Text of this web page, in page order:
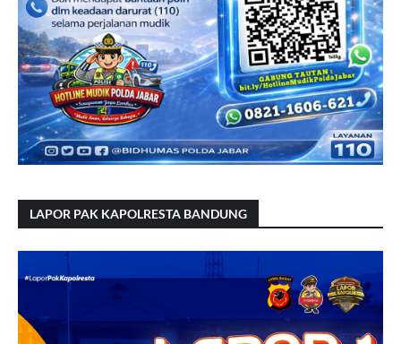
LAPOR PAK KAPOLRESTA BANDUNG